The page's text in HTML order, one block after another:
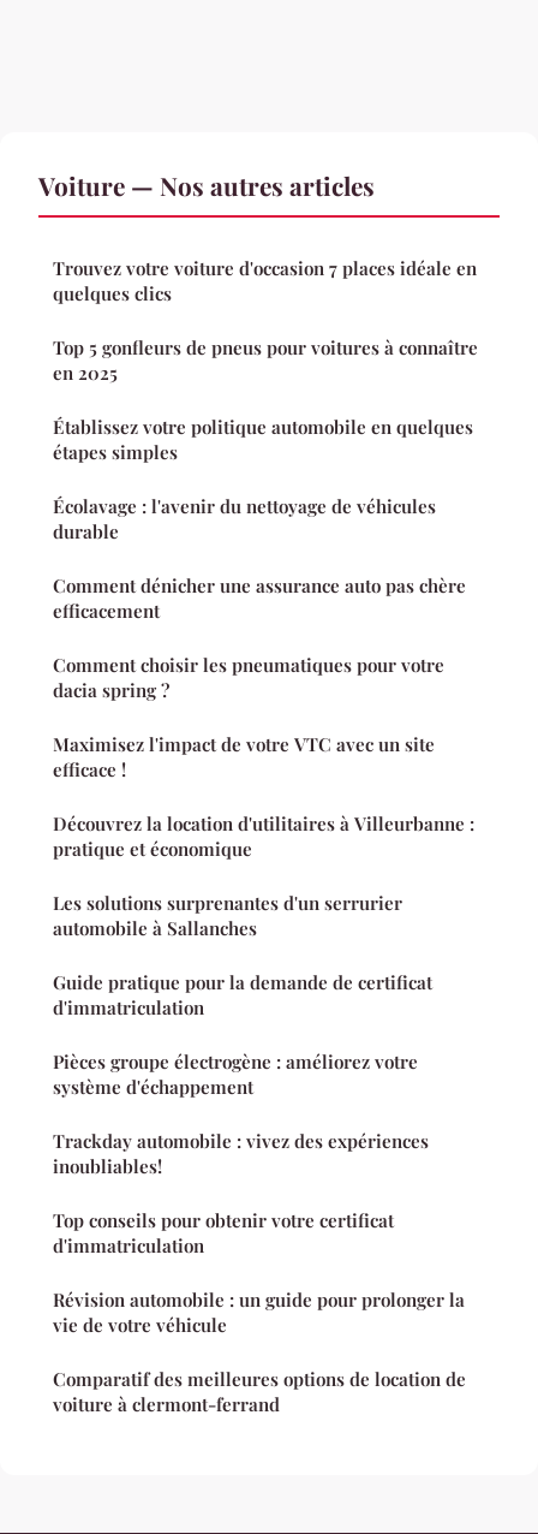
Voiture — Nos autres articles
Trouvez votre voiture d'occasion 7 places idéale en
quelques clics
Top 5 gonfleurs de pneus pour voitures à connaître
en 2025
Établissez votre politique automobile en quelques
étapes simples
Écolavage : l'avenir du nettoyage de véhicules
durable
Comment dénicher une assurance auto pas chère
efficacement
Comment choisir les pneumatiques pour votre
dacia spring ?
Maximisez l'impact de votre VTC avec un site
efficace !
Découvrez la location d'utilitaires à Villeurbanne :
pratique et économique
Les solutions surprenantes d'un serrurier
automobile à Sallanches
Guide pratique pour la demande de certificat
d'immatriculation
Pièces groupe électrogène : améliorez votre
système d'échappement
Trackday automobile : vivez des expériences
inoubliables!
Top conseils pour obtenir votre certificat
d'immatriculation
Révision automobile : un guide pour prolonger la
vie de votre véhicule
Comparatif des meilleures options de location de
voiture à clermont-ferrand